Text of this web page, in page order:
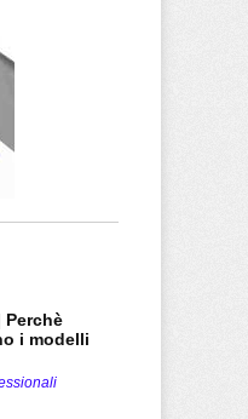
i modelli